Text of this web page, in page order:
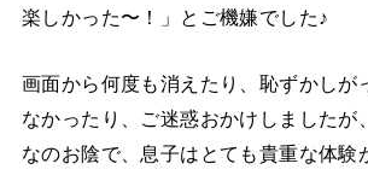
楽しかった〜！」とご機嫌でした♪
画面から何度も消えたり、恥ずかしが
なかったり、ご迷惑おかけしましたが
なのお陰で、息子はとても貴重な体験